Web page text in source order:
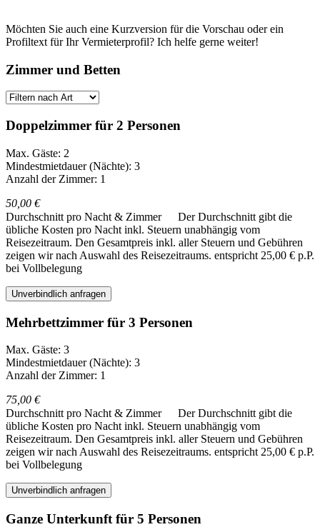
Möchten Sie auch eine Kurzversion für die Vorschau oder ein
Profiltext für Ihr Vermieterprofil? Ich helfe gerne weiter!
Zimmer und Betten
Doppelzimmer für 2 Personen
Max. Gäste: 2
Mindestmietdauer (Nächte): 3
Anzahl der Zimmer: 1
50,00 €
Durchschnitt pro Nacht & Zimmer
Der Durchschnitt gibt die
übliche Kosten pro Nacht inkl. Steuern unabhängig vom
Reisezeitraum. Den Gesamtpreis inkl. aller Steuern und Gebühren
zeigen wir nach Auswahl des Reisezeitraums. entspricht 25,00 € p.P.
bei Vollbelegung
Unverbindlich anfragen
Mehrbettzimmer für 3 Personen
Max. Gäste: 3
Mindestmietdauer (Nächte): 3
Anzahl der Zimmer: 1
75,00 €
Durchschnitt pro Nacht & Zimmer
Der Durchschnitt gibt die
übliche Kosten pro Nacht inkl. Steuern unabhängig vom
Reisezeitraum. Den Gesamtpreis inkl. aller Steuern und Gebühren
zeigen wir nach Auswahl des Reisezeitraums. entspricht 25,00 € p.P.
bei Vollbelegung
Unverbindlich anfragen
Ganze Unterkunft für 5 Personen